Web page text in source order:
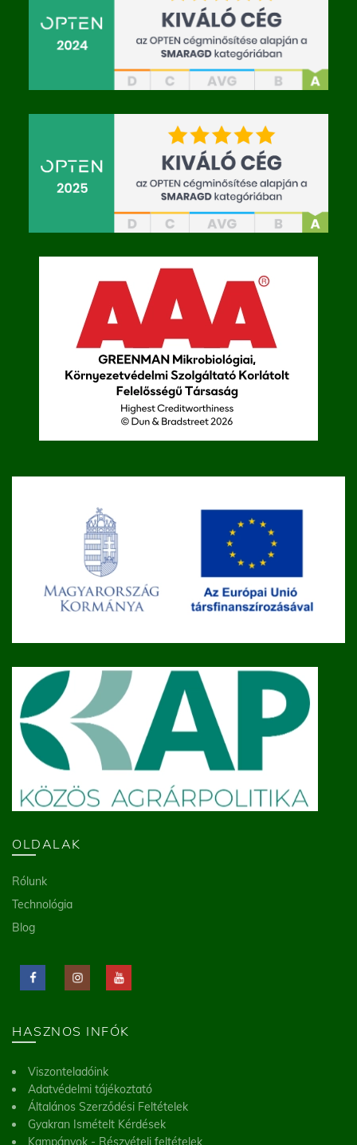
OLDALAK
Rólunk
Technológia
Blog
HASZNOS INFÓK
Viszonteladóink
Adatvédelmi tájékoztató
Általános Szerződési Feltételek
Gyakran Ismételt Kérdések
Kampányok - Részvételi feltételek